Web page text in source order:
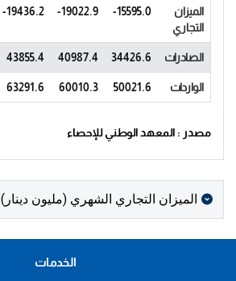
الميزان
التجاري
-15595.0
-19022.9
-19436.2
الصادرات 34426.6
40987.4
43855.4
الواردات 50021.6
60010.3
63291.6
مصدر : المعهد الوطني للإحصاء
الميزان التجاري الشهري (مليون دينار)
الخدمات